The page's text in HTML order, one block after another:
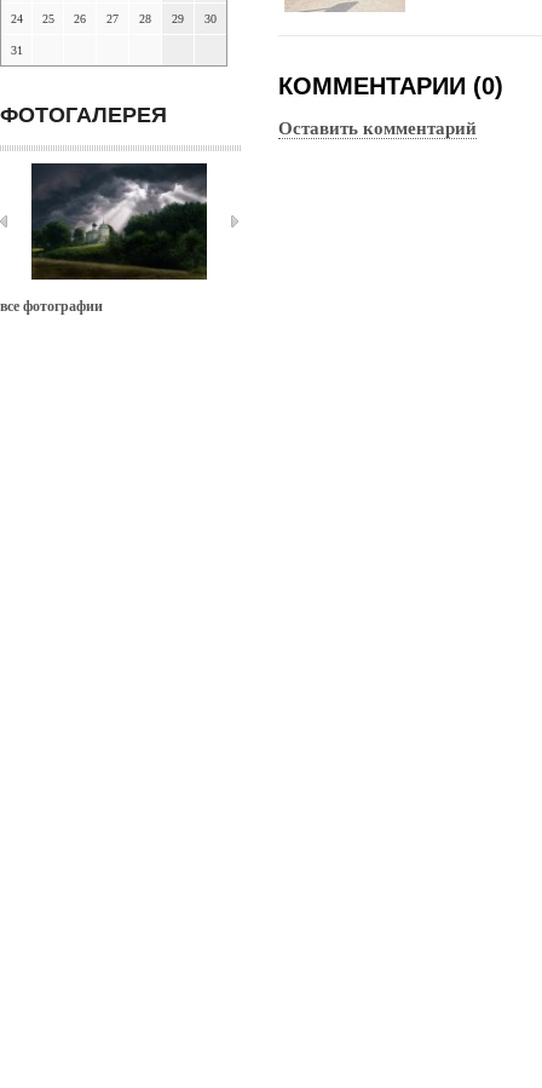
24 25 26 27 28 29 30
31
ФОТОГАЛЕРЕЯ
все фотографии
КОММЕНТАРИИ (0)
Оставить комментарий